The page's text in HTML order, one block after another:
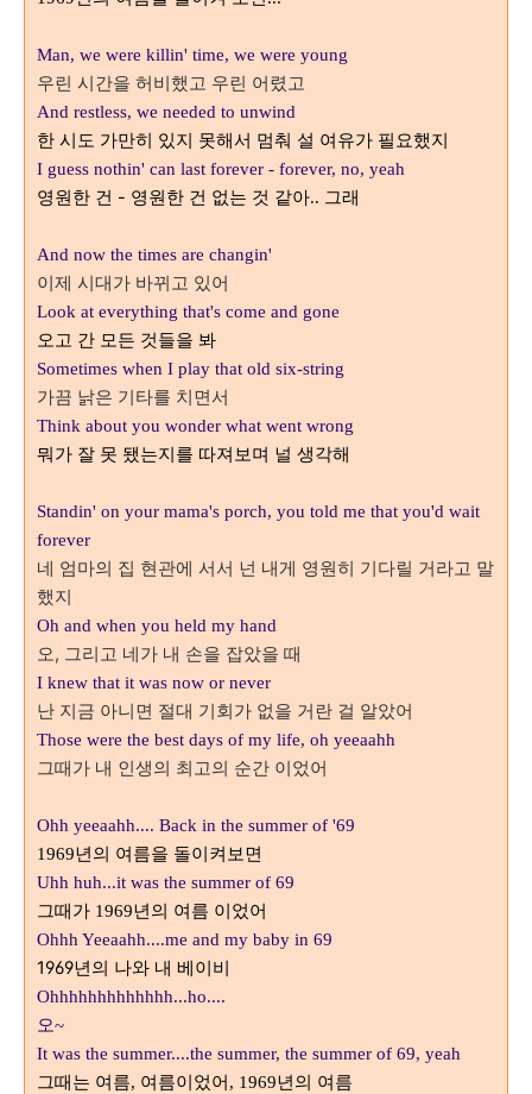
Man, we were killin' time, we were young
우린 시간을 허비했고 우린 어렸고
And restless, we needed to unwind
한 시도 가만히 있지 못해서 멈춰 설 여유가 필요했지
I guess nothin' can last forever - forever, no, yeah
영원한 건 - 영원한 건 없는 것 같아.. 그래
And now the times are changin'
이제 시대가 바뀌고 있어
Look at everything that's come and gone
오고 간 모든 것들을 봐
Sometimes when I play that old six-string
가끔 낡은 기타를 치면서
Think about you wonder what went wrong
뭐가 잘 못 됐는지를 따져보며 널 생각해
Standin' on your mama's porch, you told me that you'd wait
forever
네 엄마의 집 현관에 서서 넌 내게 영원히 기다릴 거라고 말
했지
Oh and when you held my hand
오, 그리고 네가 내 손을 잡았을 때
I knew that it was now or never
난 지금 아니면 절대 기회가 없을 거란 걸 알았어
Those were the best days of my life, oh yeeaahh
그때가 내 인생의 최고의 순간 이었어
Ohh yeeaahh.... Back in the summer of '69
1969년의 여름을 돌이켜보면
Uhh huh...it was the summer of 69
그때가 1969년의 여름 이었어
Ohhh Yeeaahh....me and my baby in 69
1969년의 나와 내 베이비
Ohhhhhhhhhhhhh...ho....
오~
It was the summer....the summer, the summer of 69, yeah
그때는 여름, 여름이었어, 1969년의 여름